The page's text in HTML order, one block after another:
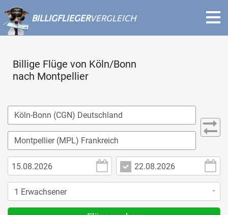
BILLIGFLIEGERVERGLEICH
Billige Flüge von Köln/Bonn
nach Montpellier